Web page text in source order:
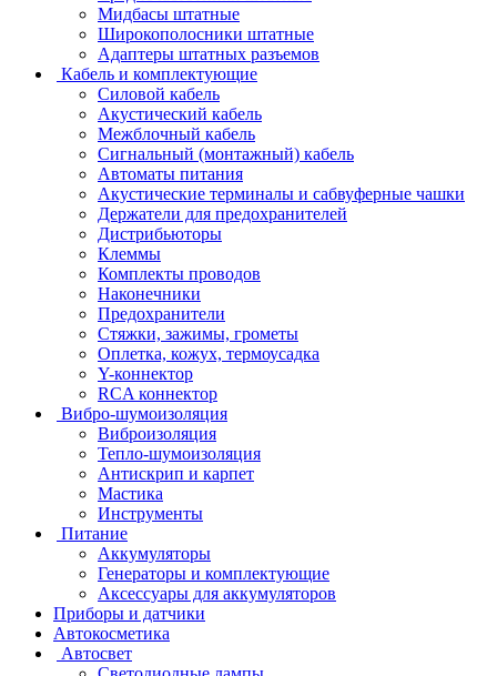
Мидбасы штатные
Широкополосники штатные
Адаптеры штатных разъемов
Кабель и комплектующие
Силовой кабель
Акустический кабель
Межблочный кабель
Сигнальный (монтажный) кабель
Автоматы питания
Акустические терминалы и сабвуферные чашки
Держатели для предохранителей
Дистрибьюторы
Клеммы
Комплекты проводов
Наконечники
Предохранители
Стяжки, зажимы, грометы
Оплетка, кожух, термоусадка
Y-коннектор
RCA коннектор
Вибро-шумоизоляция
Виброизоляция
Тепло-шумоизоляция
Антискрип и карпет
Мастика
Инструменты
Питание
Аккумуляторы
Генераторы и комплектующие
Аксессуары для аккумуляторов
Приборы и датчики
Автокосметика
Автосвет